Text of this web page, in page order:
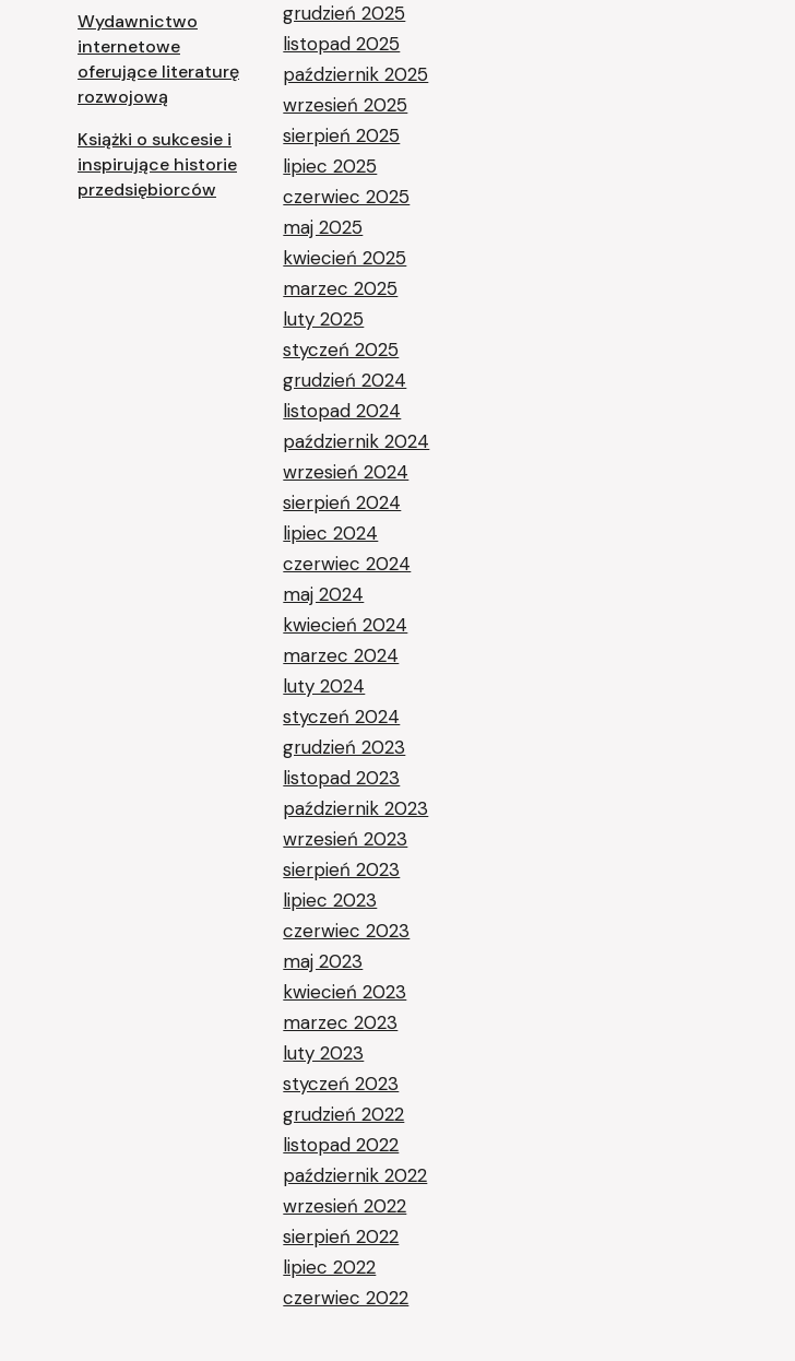
Wydawnictwo
internetowe
oferujące literaturę
rozwojową
Książki o sukcesie i
inspirujące historie
przedsiębiorców
grudzień 2025
listopad 2025
październik 2025
wrzesień 2025
sierpień 2025
lipiec 2025
czerwiec 2025
maj 2025
kwiecień 2025
marzec 2025
luty 2025
styczeń 2025
grudzień 2024
listopad 2024
październik 2024
wrzesień 2024
sierpień 2024
lipiec 2024
czerwiec 2024
maj 2024
kwiecień 2024
marzec 2024
luty 2024
styczeń 2024
grudzień 2023
listopad 2023
październik 2023
wrzesień 2023
sierpień 2023
lipiec 2023
czerwiec 2023
maj 2023
kwiecień 2023
marzec 2023
luty 2023
styczeń 2023
grudzień 2022
listopad 2022
październik 2022
wrzesień 2022
sierpień 2022
lipiec 2022
czerwiec 2022